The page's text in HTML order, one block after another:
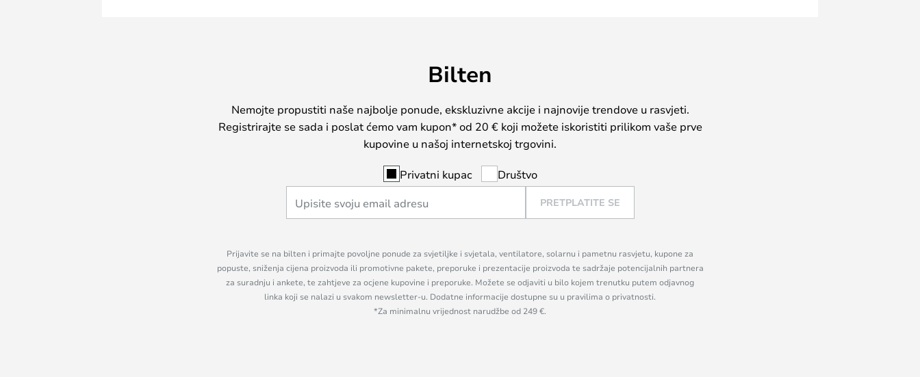
Bilten
Nemojte propustiti naše najbolje ponude, ekskluzivne akcije i najnovije trendove u rasvjeti.
Registrirajte se sada i poslat ćemo vam kupon* od 20 € koji možete iskoristiti prilikom vaše prve
kupovine u našoj internetskoj trgovini.
Privatni kupac Društvo
PRETPLATITE SE
Prijavite se na bilten i primajte povoljne ponude za svjetiljke i svjetala, ventilatore, solarnu i pametnu rasvjetu, kupone za
popuste, sniženja cijena proizvoda ili promotivne pakete, preporuke i prezentacije proizvoda te sadržaje potencijalnih partnera
za suradnju i ankete, te zahtjeve za ocjene kupovine i preporuke. Možete se odjaviti u bilo kojem trenutku putem odjavnog
linka koji se nalazi u svakom newsletter-u. Dodatne informacije dostupne su u pravilima o privatnosti.
*Za minimalnu vrijednost narudžbe od 249 €.